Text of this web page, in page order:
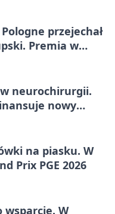
przejechał
Premia w
w neurochirurgii.
nowy
na piasku. W
Prix PGE 2026
wsparcie. W